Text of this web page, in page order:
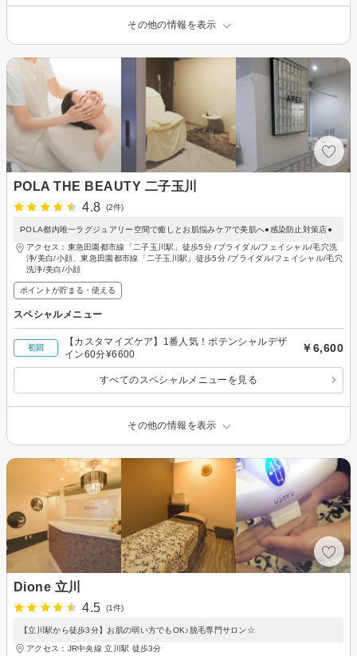
その他の情報を表示
POLA THE BEAUTY 二子玉川
4.8
(2件)
POLA都内唯一ラグジュアリー空間で癒しとお肌悩みケアで美肌へ●感染防止対策店●
アクセス：東急田園都市線「二子玉川駅」徒歩5分 /ブライダル/フェイシャル/毛穴洗
浄/美白/小顔、東急田園都市線「二子玉川駅」徒歩5分 /ブライダル/フェイシャル/毛穴
洗浄/美白/小顔
ポイントが貯まる・使える
スペシャルメニュー
初回
【カスタマイズケア】1番人気！ポテンシャルデザ
イン60分¥6600
￥6,600
すべてのスペシャルメニューを見る
その他の情報を表示
Dione 立川
4.5
(1件)
【立川駅から徒歩3分】お肌の弱い方でもOK♪脱毛専門サロン☆
アクセス：JR中央線 立川駅 徒歩3分